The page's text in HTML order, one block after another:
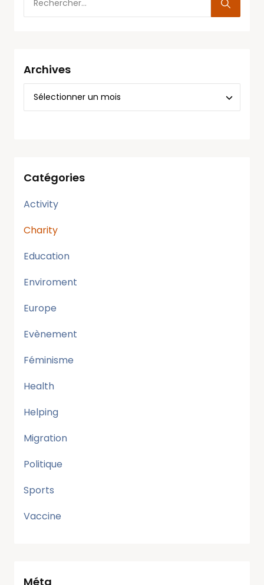
Archives
Catégories
Activity
Charity
Education
Enviroment
Europe
Evènement
Féminisme
Health
Helping
Migration
Politique
Sports
Vaccine
Méta